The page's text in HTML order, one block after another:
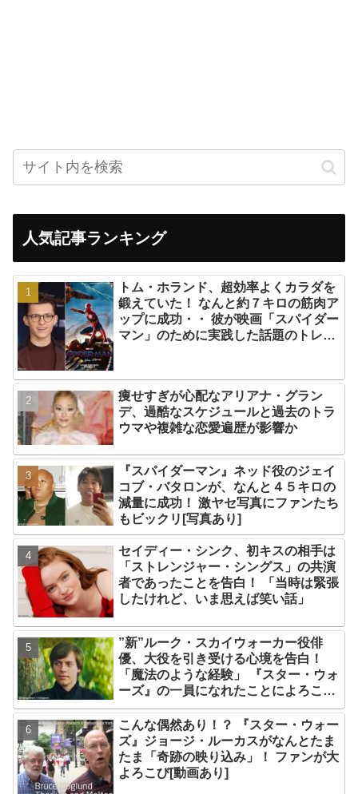
人気記事ランキング
トム・ホランド、超効率よくカラダを
鍛えていた！ なんと約７キロの筋肉ア
ップに成功・・ 彼が映画「スパイダー
マン」のために実践した話題のトレー
痩せすぎが心配なアリアナ・グラン
デ、過酷なスケジュールと過去のトラ
ウマや複雑な恋愛遍歴が影響か
『スパイダーマン』ネッド役のジェイ
コブ・バタロンが、なんと４５キロの
減量に成功！ 激ヤセ写真にファンたち
もビックリ[写真あり]
セイディー・シンク、初キスの相手は
「ストレンジャー・シングス」の共演
者であったことを告白！ 「当時は緊張
したけれど、いま思えば笑い話」
”新”ルーク・スカイウォーカー役俳
優、大役を引き受ける心境を告白！
「魔法のような経験」 『スター・ウォ
ーズ』の一員になれたことによろこび
爆発
こんな偶然あり！？ 『スター・ウォー
ズ』ジョージ・ルーカスがなんとたま
たま「奇跡の映り込み」！ ファンが大
よろこび[動画あり]